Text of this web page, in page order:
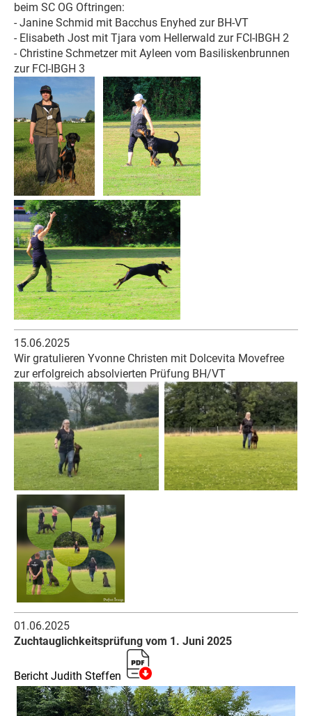
beim SC OG Oftringen:
- Janine Schmid mit Bacchus Enyhed zur BH-VT
- Elisabeth Jost mit Tjara vom Hellerwald zur FCI-IBGH 2
- Christine Schmetzer mit Ayleen vom Basiliskenbrunnen
zur FCI-IBGH 3
15.06.2025
Wir gratulieren Yvonne Christen mit Dolcevita Movefree
zur erfolgreich absolvierten Prüfung BH/VT
01.06.2025
Zuchtauglichkeitsprüfung vom 1. Juni 2025
Bericht Judith Steffen